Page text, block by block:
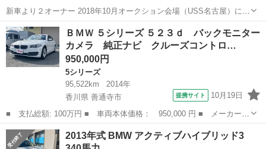
新車より２オーナー 2018年10月オークション会場（USS名古屋）にて
落札後ディーラー「ミニ徳島」様にて整備一式。 購入後～毎回ディー
ラー「ミニ徳島」様にて車検・整備を受けています。 個人的には現在
「エア...
徳島 小松島市 南小松島駅 その他
ＢＭＷ ５シリーズ ５２３ｄ バックモニター
カメラ 純正ナビ クルーズコントロ…
950,000円
5シリーズ
95,522km
2014年
香川県 善通寺市
提携サイト 10月19日
■ 支払総額: 100万円 ■ 車両本体価格： 950,000 円 ■ メーカー
名： ＢＭＷ ■ 車種名： ５シリーズ ■ グレード名： ５２３
ｄ バックモニターカメラ 純正ナビ クルーズコントロール パワ
香川 善通寺市 5シリーズ
2013年式 BMW アクティブハイブリッド3